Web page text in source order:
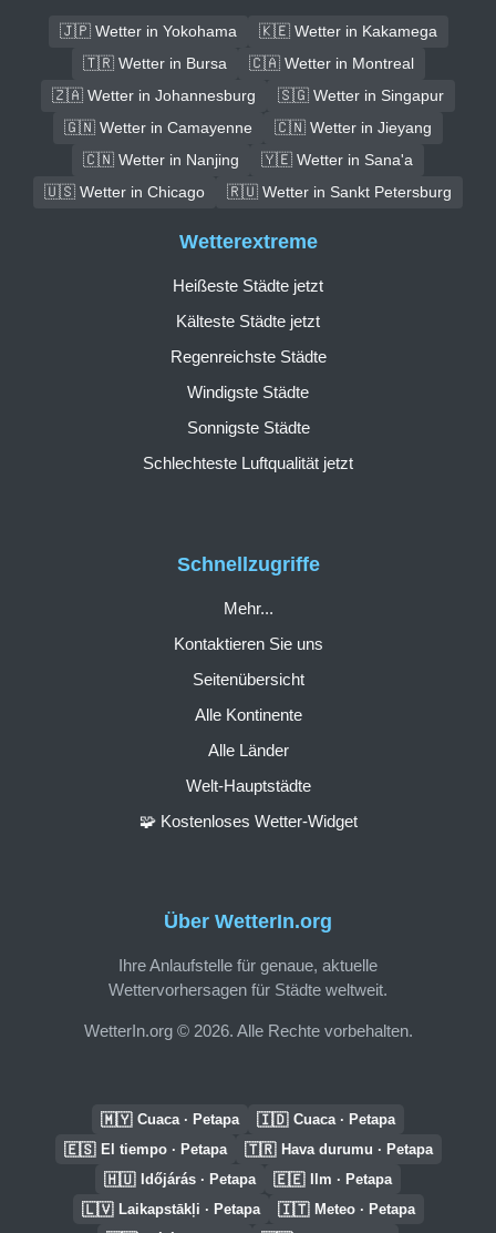
🇯🇵 Wetter in Yokohama
🇰🇪 Wetter in Kakamega
🇹🇷 Wetter in Bursa
🇨🇦 Wetter in Montreal
🇿🇦 Wetter in Johannesburg
🇸🇬 Wetter in Singapur
🇬🇳 Wetter in Camayenne
🇨🇳 Wetter in Jieyang
🇨🇳 Wetter in Nanjing
🇾🇪 Wetter in Sana'a
🇺🇸 Wetter in Chicago
🇷🇺 Wetter in Sankt Petersburg
Über WetterIn.org
Ihre Anlaufstelle für genaue, aktuelle
Wettervorhersagen für Städte weltweit.
WetterIn.org © 2026. Alle Rechte vorbehalten.
Schnellzugriffe
Mehr...
Kontaktieren Sie uns
Seitenübersicht
Alle Kontinente
Alle Länder
Welt-Hauptstädte
🧩 Kostenloses Wetter-Widget
Wetterextreme
Heißeste Städte jetzt
Kälteste Städte jetzt
Regenreichste Städte
Windigste Städte
Sonnigste Städte
Schlechteste Luftqualität jetzt
🇲🇾 Cuaca · Petapa 🇮🇩 Cuaca · Petapa
🇪🇸 El tiempo · Petapa 🇹🇷 Hava durumu · Petapa
🇭🇺 Időjárás · Petapa 🇪🇪 Ilm · Petapa
🇱🇻 Laikapstākļi · Petapa 🇮🇹 Meteo · Petapa